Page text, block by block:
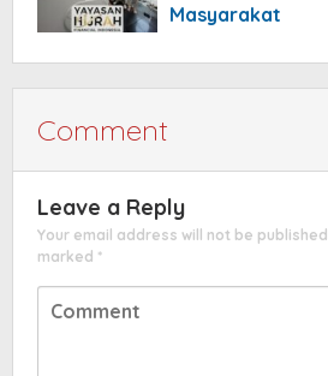
Masyarakat
Comment
Leave a Reply
Your email address will not be published.
marked *